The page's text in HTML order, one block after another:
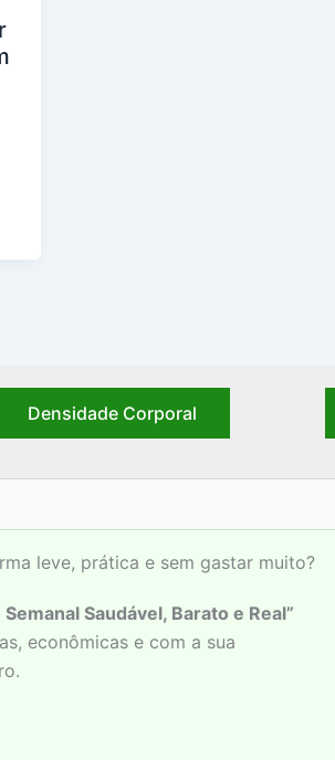
Densidade Corporal
leve, prática e sem gastar muito?
Saudável, Barato e Real”
econômicas e com a sua